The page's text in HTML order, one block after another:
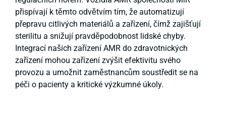
přispívají k těmto odvětvím tím, že automatizují
přepravu citlivých materiálů a zařízení, čímž zajišťují
sterilitu a snižují pravděpodobnost lidské chyby.
Integrací našich zařízení AMR do zdravotnických
zařízení mohou zařízení zvýšit efektivitu svého
provozu a umožnit zaměstnancům soustředit se na
péči o pacienty a kritické výzkumné úkoly.